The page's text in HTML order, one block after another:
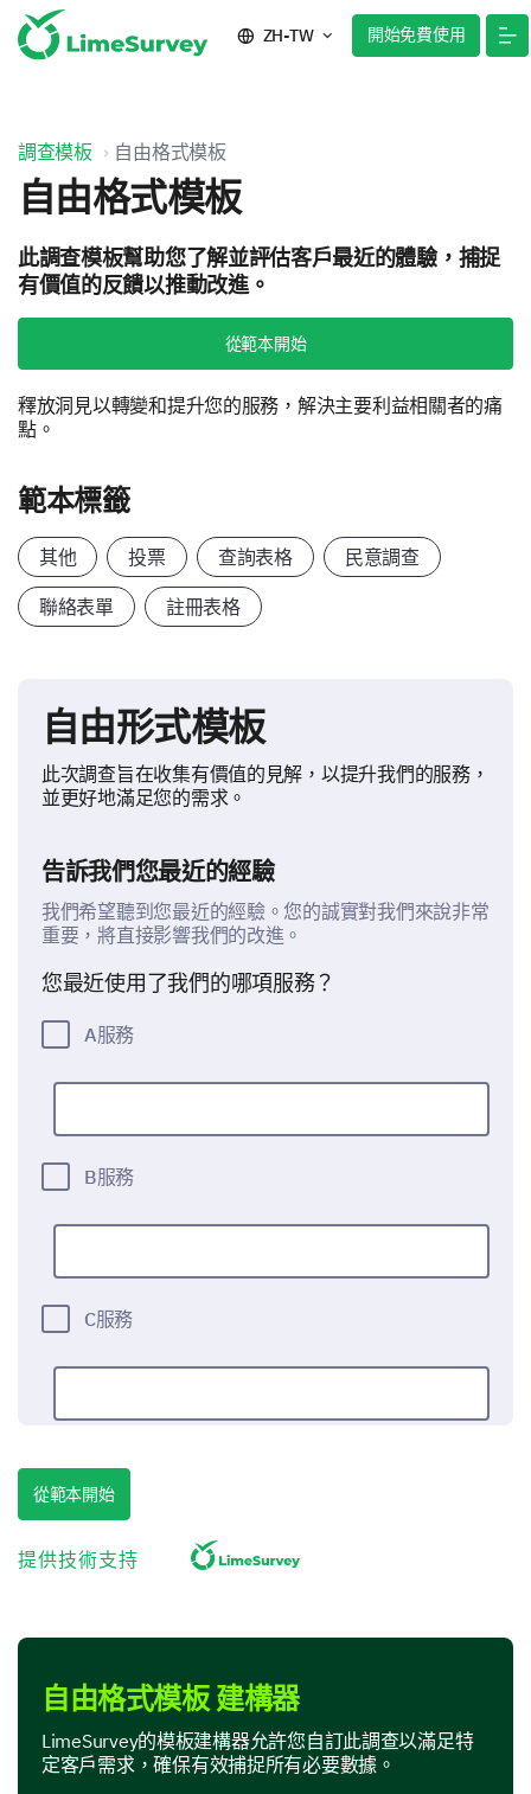
ZH-TW 開始免費使用
調查模板 自由格式模板
自由格式模板
此調查模板幫助您了解並評估客戶最近的體驗，捕捉
有價值的反饋以推動改進。
從範本開始
釋放洞見以轉變和提升您的服務，解決主要利益相關者的痛
點。
範本標籤
其他 投票 查詢表格 民意調查
聯絡表單 註冊表格
自由形式模板
此次調查旨在收集有價值的見解，以提升我們的服務，
並更好地滿足您的需求。
告訴我們您最近的經驗
我們希望聽到您最近的經驗。您的誠實對我們來說非常
重要，將直接影響我們的改進。
您最近使用了我們的哪項服務？
A服務
B服務
C服務
請評估您最近體驗的以下各個方面。
非常不滿意 不滿意 中立 滿意
服務質量
從範本開始
提供技術支持
自由格式模板 建構器
LimeSurvey的模板建構器允許您自訂此調查以滿足特
定客戶需求，確保有效捕捉所有必要數據。